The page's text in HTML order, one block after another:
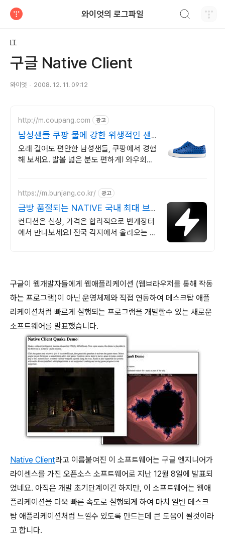
와이엇의 로그파일
IT
구글 Native Client
와이엇 2008. 12. 11. 09:12
http://m.coupang.com 광고
남성샌들 쿠팡 물에 강한 위생적인 샌
들
오래 걸어도 편안한 남성샌들, 쿠팡에서 경험
해 보세요. 발볼 넓은 분도 편하게! 와우회원
https://m.bunjang.co.kr/ 광고
금방 품절되는 NATIVE 국내 최대 브
랜드 중고거래
컨디션은 신상, 가격은 합리적으로 번개장터
에서 만나보세요! 전국 각지에서 올라오는 전
구글이 웹개발자들에게 웹애플리케이션 (웹브라우저를 통해 작동
하는 프로그램)이 아닌 운영체제와 직접 연동하여 데스크탑 애플
리케이션처럼 빠르게 실행되는 프로그램을 개발할수 있는 새로운
소프트웨어를 발표했습니다.
Native Client라고 이름붙여진 이 소프트웨어는 구글 엔지니어가
라이센스를 가진 오픈소스 소프트웨어로 지난 12월 8일에 발표되
었네요. 아직은 개발 초기단계이긴 하지만, 이 소프트웨어는 웹애
플리케이션을 더욱 빠른 속도로 실행되게 하여 마치 일반 데스크
탑 애플리케이션처럼 느낄수 있도록 만드는데 큰 도움이 될것이라
고 합니다.